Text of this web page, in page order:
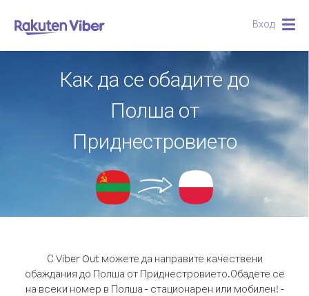
Вход
Как да се обадите до
Полша от
Приднестровието
С Viber Out можете да направите качествени
обаждания до Полша от Приднестровието.Обадете се
на всеки номер в Полша - стационарен или мобилен! -